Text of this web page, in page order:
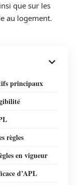
que sur les
au logement.
principaux
règles
en vigueur
d’APL